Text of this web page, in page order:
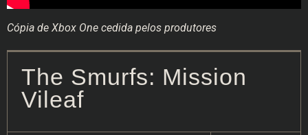
Cópia de Xbox One cedida pelos produtores
The Smurfs: Mission
Vileaf